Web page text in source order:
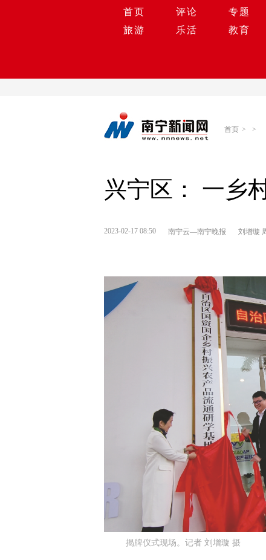
首页 评论 专题
旅游
乐活 教育
首页 > >
兴宁区： 一乡
2023-02-17 08:50 南宁云—南宁晚报 刘增璇
揭牌仪式现场。记者 刘增璇 摄